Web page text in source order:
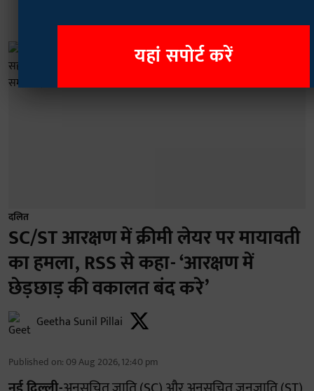
दलित
SC/ST आरक्षण में क्रीमी लेयर पर मायावती
का हमला, RSS से कहा- ‘आरक्षण में
छेड़छाड़ की वकालत बंद करे’
Geetha Sunil Pillai
Published on: 09 Aug 2026, 12:40 pm
यहां सपोर्ट करें